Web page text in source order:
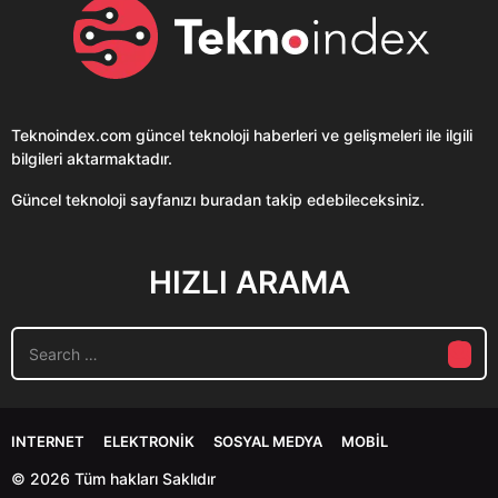
Teknoindex.com güncel teknoloji haberleri ve gelişmeleri ile ilgili
bilgileri aktarmaktadır.
Güncel teknoloji sayfanızı buradan takip edebileceksiniz.
HIZLI ARAMA
S
a
h
o
INTERNET ELEKTRONIK SOSYAL MEDYA MOBIL
© 2026 Tüm hakları Saklıdır